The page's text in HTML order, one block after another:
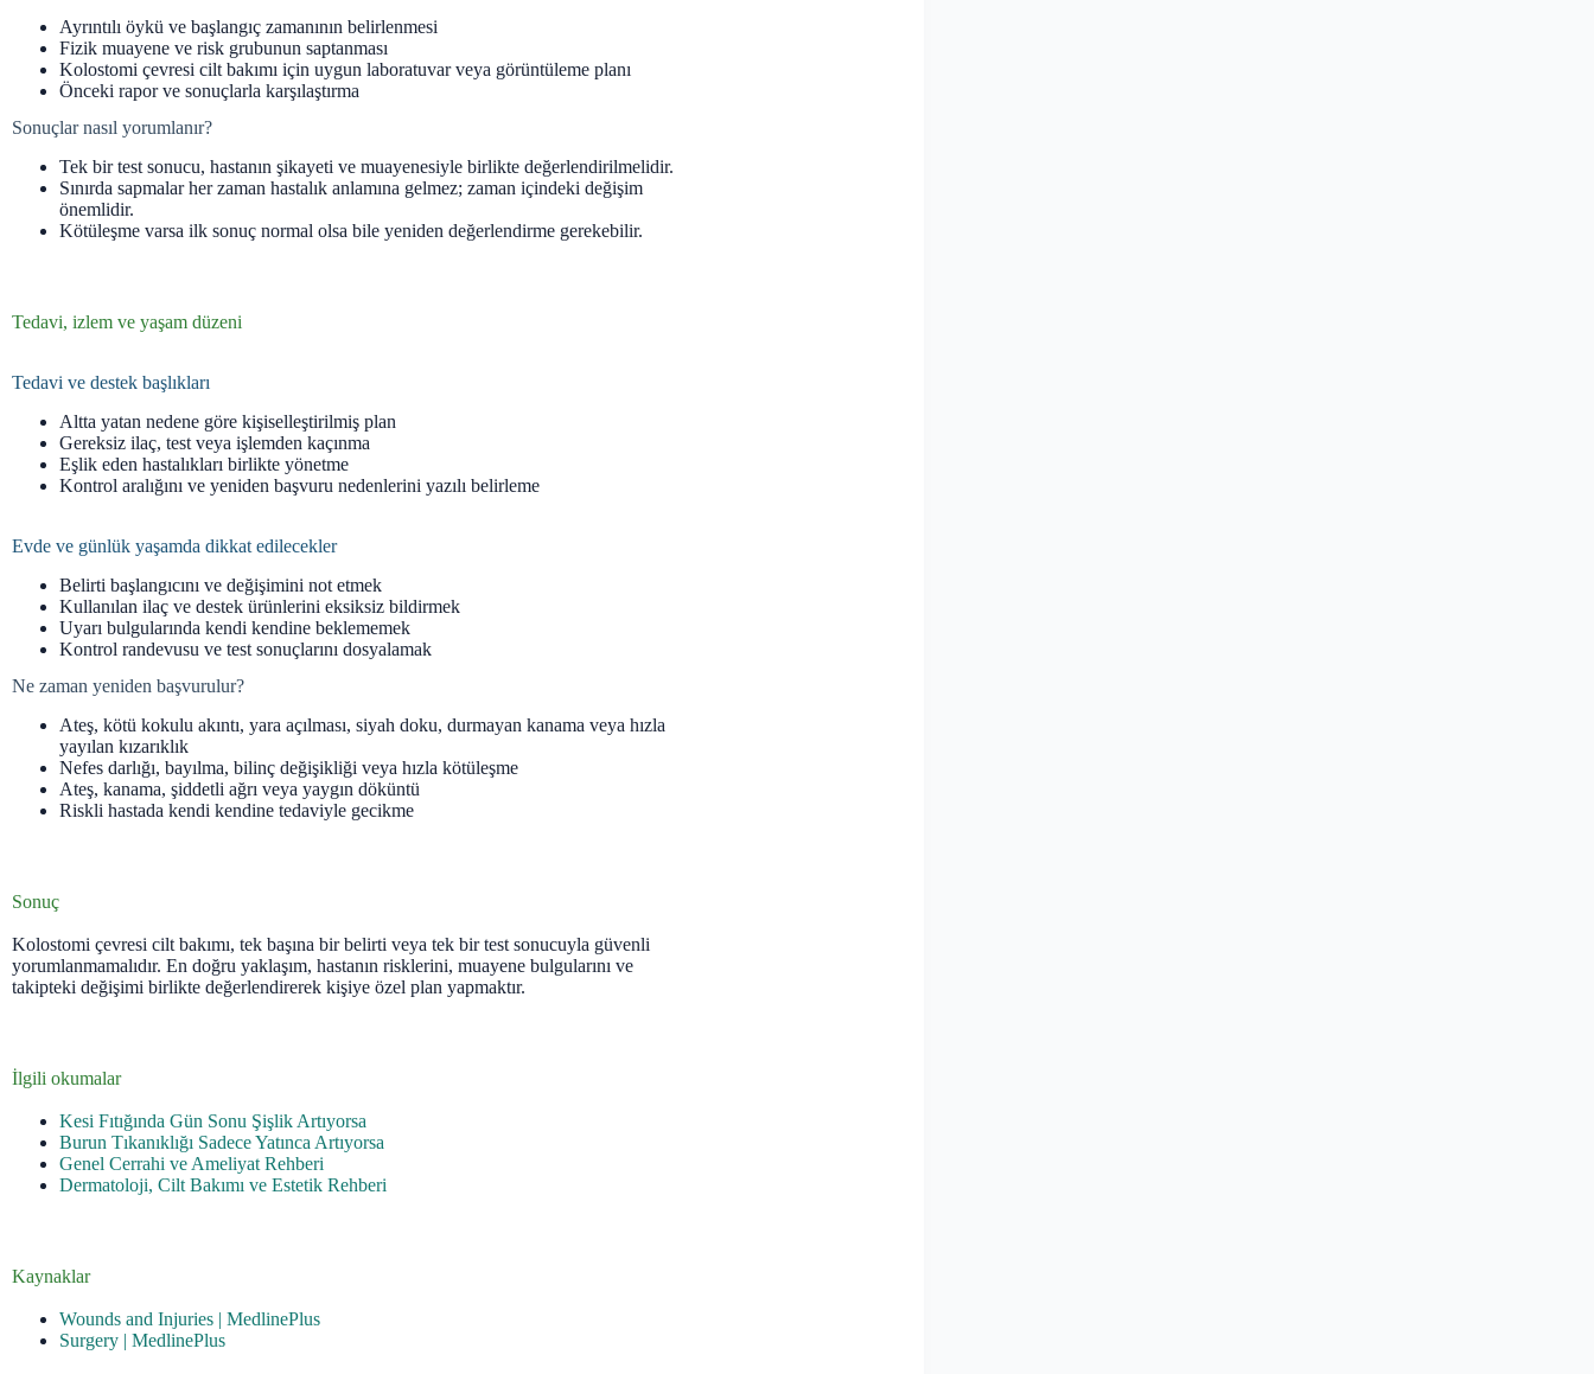
Ayrıntılı öykü ve başlangıç zamanının belirlenmesi
Fizik muayene ve risk grubunun saptanması
Kolostomi çevresi cilt bakımı için uygun laboratuvar veya görüntüleme planı
Önceki rapor ve sonuçlarla karşılaştırma
Sonuçlar nasıl yorumlanır?
Tek bir test sonucu, hastanın şikayeti ve muayenesiyle birlikte değerlendirilmelidir.
Sınırda sapmalar her zaman hastalık anlamına gelmez; zaman içindeki değişim
önemlidir.
Kötüleşme varsa ilk sonuç normal olsa bile yeniden değerlendirme gerekebilir.
Tedavi, izlem ve yaşam düzeni
Tedavi ve destek başlıkları
Altta yatan nedene göre kişiselleştirilmiş plan
Gereksiz ilaç, test veya işlemden kaçınma
Eşlik eden hastalıkları birlikte yönetme
Kontrol aralığını ve yeniden başvuru nedenlerini yazılı belirleme
Evde ve günlük yaşamda dikkat edilecekler
Belirti başlangıcını ve değişimini not etmek
Kullanılan ilaç ve destek ürünlerini eksiksiz bildirmek
Uyarı bulgularında kendi kendine beklememek
Kontrol randevusu ve test sonuçlarını dosyalamak
Ne zaman yeniden başvurulur?
Ateş, kötü kokulu akıntı, yara açılması, siyah doku, durmayan kanama veya hızla
yayılan kızarıklık
Nefes darlığı, bayılma, bilinç değişikliği veya hızla kötüleşme
Ateş, kanama, şiddetli ağrı veya yaygın döküntü
Riskli hastada kendi kendine tedaviyle gecikme
Sonuç
Kolostomi çevresi cilt bakımı, tek başına bir belirti veya tek bir test sonucuyla güvenli
yorumlanmamalıdır. En doğru yaklaşım, hastanın risklerini, muayene bulgularını ve
takipteki değişimi birlikte değerlendirerek kişiye özel plan yapmaktır.
İlgili okumalar
Kesi Fıtığında Gün Sonu Şişlik Artıyorsa
Burun Tıkanıklığı Sadece Yatınca Artıyorsa
Genel Cerrahi ve Ameliyat Rehberi
Dermatoloji, Cilt Bakımı ve Estetik Rehberi
Kaynaklar
Wounds and Injuries | MedlinePlus
Surgery | MedlinePlus